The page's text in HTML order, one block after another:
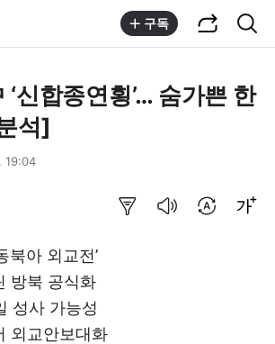
구독
‘신합종연횡’… 숨가쁜 한
석]
19:04
북아 외교전’
방북 공식화
성사 가능성
외교안보대화